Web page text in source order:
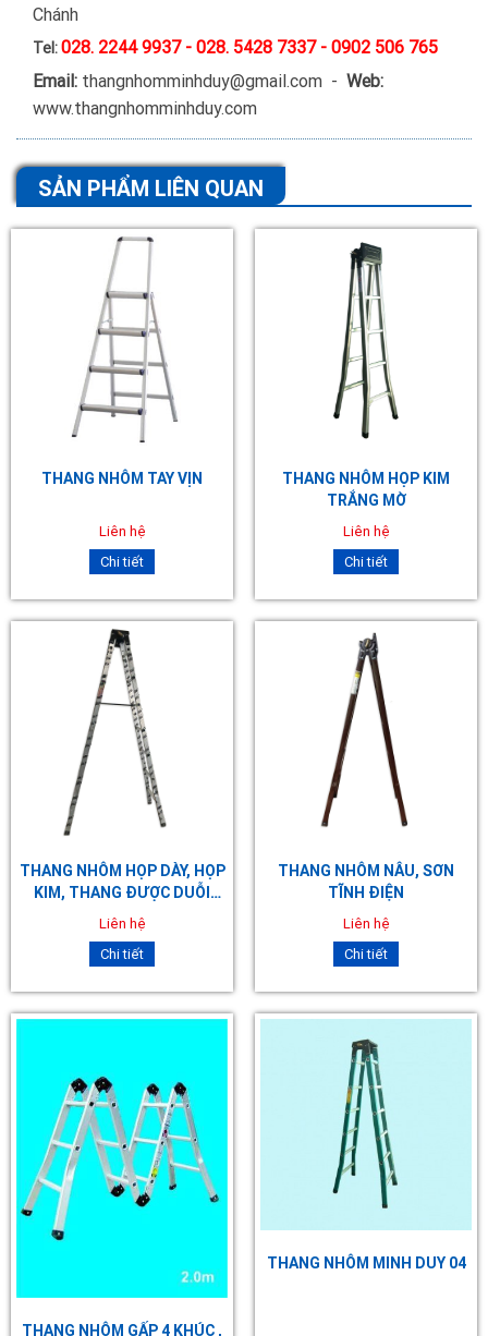
Chánh
Tel:028. 2244 9937 - 028. 5428 7337 - 0902 506 765
Email: thangnhomminhduy@gmail.com - Web:
www.thangnhomminhduy.com
SẢN PHẨM LIÊN QUAN
THANG NHÔM TAY VỊN
Liên hệ
Chi tiết
THANG NHÔM HỌP KIM
TRẮNG MỜ
Liên hệ
Chi tiết
THANG NHÔM HỌP DÀY, HỌP
KIM, THANG ĐƯỢC DUỖI
THẲNG 04
Liên hệ
Chi tiết
THANG NHÔM NÂU, SƠN
TĨNH ĐIỆN
Liên hệ
Chi tiết
THANG NHÔM GẤP 4 KHÚC ,
THANG NHÔM MINH DUY 04